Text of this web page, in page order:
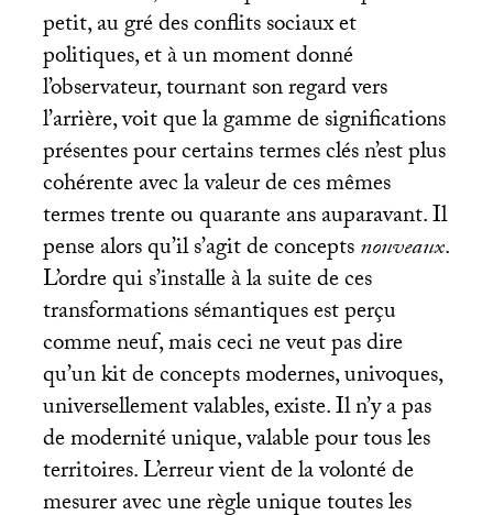
petit, au gré des conflits sociaux et
politiques, et à un moment donné
l’observateur, tournant son regard vers
l’arrière, voit que la gamme de significations
présentes pour certains termes clés n’est plus
cohérente avec la valeur de ces mêmes
termes trente ou quarante ans auparavant. Il
pense alors qu’il s’agit de conceptsnouveaux.
L’ordre qui s’installe à la suite de ces
transformations sémantiques est perçu
comme neuf, mais ceci ne veut pas dire
qu’un kit de concepts modernes, univoques,
universellement valables, existe. Il n’y a pas
de modernité unique, valable pour tous les
territoires. L’erreur vient de la volonté de
mesurer avec une règle unique toutes les